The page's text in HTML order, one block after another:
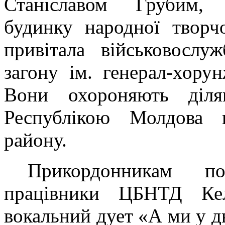
будинку народної
привітала
загону ім. генерал-
Вони охороняють
Республікою Молдова
району.
Прикордонникам
працівники ЦБНТД
вокальний дует «А ми у